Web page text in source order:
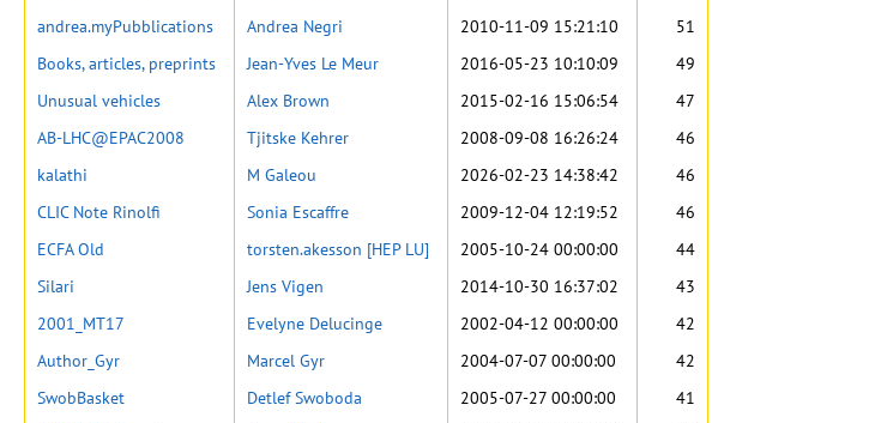
andrea.myPubblications
Andrea Negri 2010-11-09 15:21:10
51
Books, articles, preprints
Jean-Yves Le Meur 2016-05-23 10:10:09
49
Unusual vehicles
Alex Brown 2015-02-16 15:06:54
47
AB-LHC@EPAC2008
Tjitske Kehrer 2008-09-08 16:26:24
46
kalathi
M Galeou 2026-02-23 14:38:42
46
CLIC Note Rinolfi
Sonia Escaffre 2009-12-04 12:19:52
46
ECFA Old
torsten.akesson [HEP LU] 2005-10-24 00:00:00
44
Silari
Jens Vigen 2014-10-30 16:37:02
43
2001_MT17
Evelyne Delucinge 2002-04-12 00:00:00
42
Author_Gyr
Marcel Gyr 2004-07-07 00:00:00
42
SwobBasket
Detlef Swoboda 2005-07-27 00:00:00
41